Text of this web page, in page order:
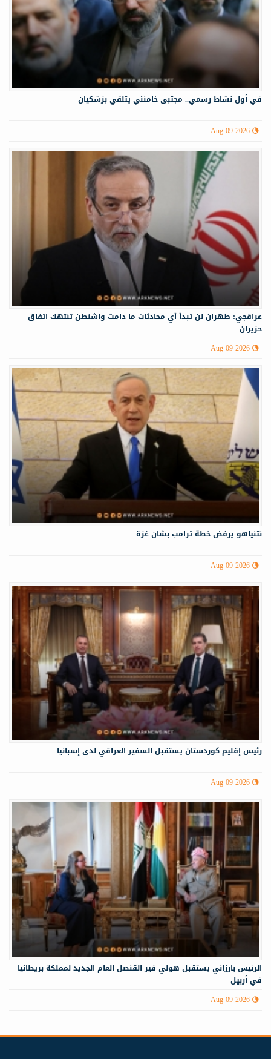
في أول نشاط رسمي.. مجتبى خامنئي يتلقي بزشكيان
Aug 09 2026
عراقجي: طهران لن تبدأ أي محادثات ما دامت واشنطن تنتهك اتفاق
حزيران
Aug 09 2026
نتنياهو يرفض خطة ترامب بشان غزة
Aug 09 2026
رئيس إقليم كوردستان يستقبل السفير العراقي لدى إسبانيا
Aug 09 2026
الرئيس بارزاني يستقبل هولي فير القنصل العام الجديد لمملكة بريطانيا
في أربيل
Aug 09 2026